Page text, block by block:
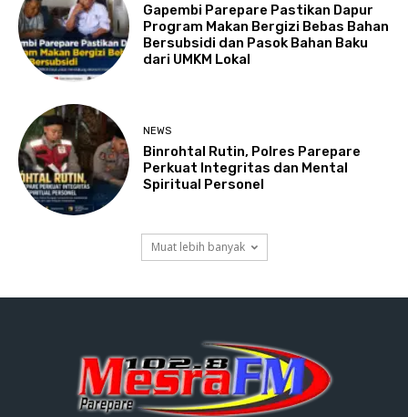
Gapembi Parepare Pastikan Dapur
Program Makan Bergizi Bebas Bahan
Bersubsidi dan Pasok Bahan Baku
dari UMKM Lokal
NEWS
Binrohtal Rutin, Polres Parepare
Perkuat Integritas dan Mental
Spiritual Personel
Muat lebih banyak